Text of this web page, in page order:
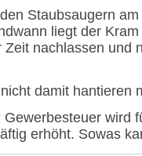
Staubsaugern am
liegt der
nachlassen und
damit hantieren
wird
erhöht. Sowas